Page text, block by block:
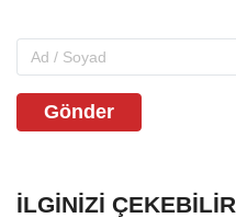
Gönder
İLGINIZI ÇEKEBILIR